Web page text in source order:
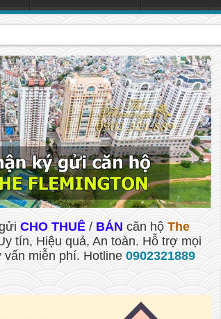
gửiCHO THUÊ / BÁN căn hộThe
tín, Hiệu quả, An toàn. Hỗ trợ mọi
vấn miễn phí. Hotline0902321889